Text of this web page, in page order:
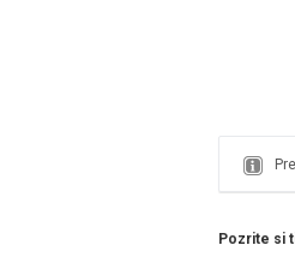
Pozrite si